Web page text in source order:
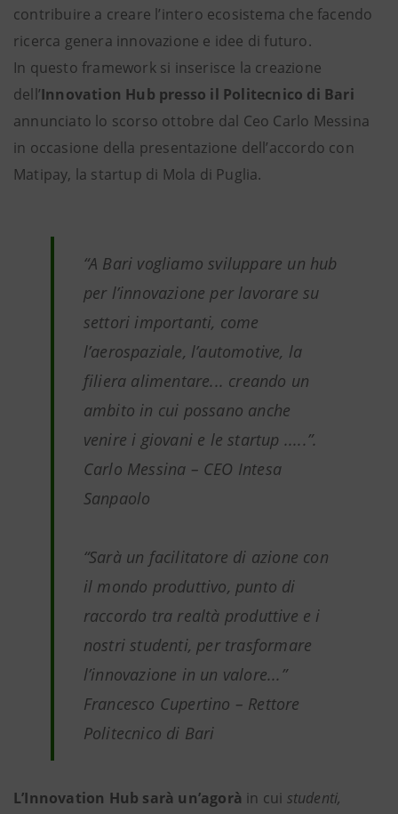
contribuire a creare l’intero ecosistema che facendo
ricerca genera innovazione e idee di futuro.
In questo framework si inserisce la creazione
dell’Innovation Hub presso il Politecnico di Bari
annunciato lo scorso ottobre dal Ceo Carlo Messina
in occasione della presentazione dell’accordo con
Matipay, la startup di Mola di Puglia.
“A Bari vogliamo sviluppare un hub
per l’innovazione per lavorare su
settori importanti, come
l’aerospaziale, l’automotive, la
filiera alimentare... creando un
ambito in cui possano anche
venire i giovani e le startup .....”.
Carlo Messina – CEO Intesa
Sanpaolo
“Sarà un facilitatore di azione con
il mondo produttivo, punto di
raccordo tra realtà produttive e i
nostri studenti, per trasformare
l’innovazione in un valore...”
Francesco Cupertino – Rettore
Politecnico di Bari
L’Innovation Hub sarà un’agorà in cui studenti,